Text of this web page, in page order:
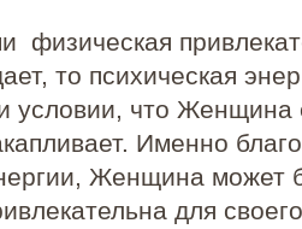
физическая
то психическая
условии, что Женщина
Именно
Женщина может
для